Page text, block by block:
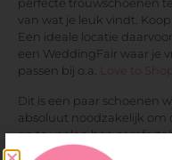
perfecte trouwschoenen
van wat je leuk vindt.
Een ideale locatie
een WeddingFair waar je
passen bij o.a.
Love to Shop
Dit is een paar schoenen
absoluut noodzakelijk om
en te voelen hoe
lopen voordat je je pinpas